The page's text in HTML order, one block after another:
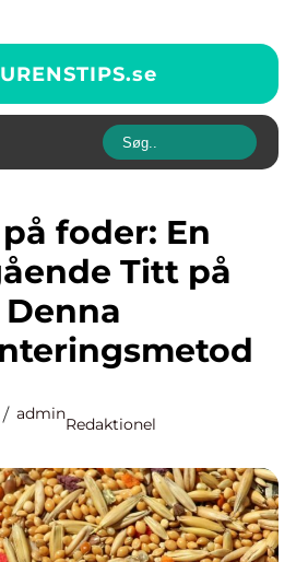
se
Titt på
Denna
admin
Redaktionel